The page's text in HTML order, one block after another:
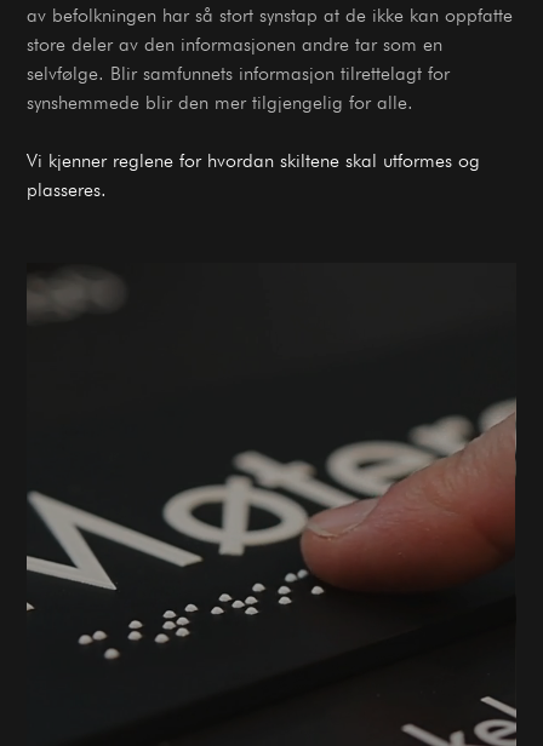
av befolkningen har så stort synstap at de ikke kan oppfatte
store deler av den informasjonen andre tar som en
selvfølge. Blir samfunnets informasjon tilrettelagt for
synshemmede blir den mer tilgjengelig for alle.
Vi kjenner reglene for hvordan skiltene skal utformes og
plasseres.